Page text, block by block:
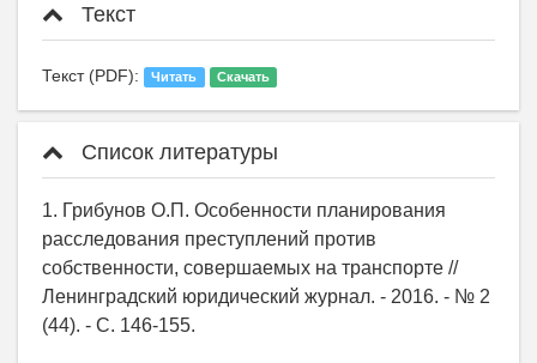
Текст
Текст (PDF): Читать Скачать
Список литературы
1. Грибунов О.П. Особенности планирования
расследования преступлений против
собственности, совершаемых на транспорте //
Ленинградский юридический журнал. - 2016. - № 2
(44). - С. 146-155.